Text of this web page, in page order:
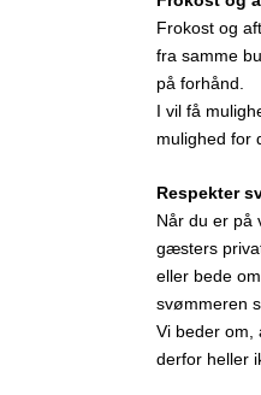
Frokost og
fra samme
på forhånd.
I vil få
mulighed for
Respekter
Når du er på
gæsters
eller bede
svømmeren
Vi beder om,
derfor heller